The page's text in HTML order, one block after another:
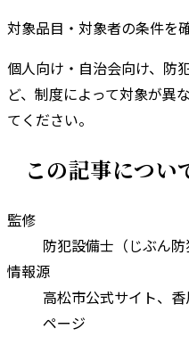
対象品目・対象者の条件を
個人向け・自治会向け、防
ど、制度によって対象が異
てください。
この記事につい
監修
防犯設備士（じぶん防
情報源
高松市公式サイト、
ページ